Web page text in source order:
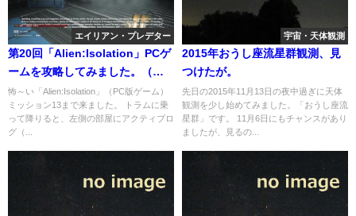
エイリアン・プレデター
第20回「Alien:Isolation」PCゲ
ームを攻略してみました。（最
高難度）
怖～い「Alien:Isolation」（PC版ゲーム）
ミッション13まで来ました。 トラムに乗
って降りると、左側の部屋にアクティブロ
グ（...
宇宙・天体観測
2015年おうし座流星群観測、見
つけたが。
先日の2015年11月13日の夜中過ぎに天体
観測を少し始めてみました。「おうし座流
星群」です。 11月6日にもチャンスがあり
ましたが、見るの...